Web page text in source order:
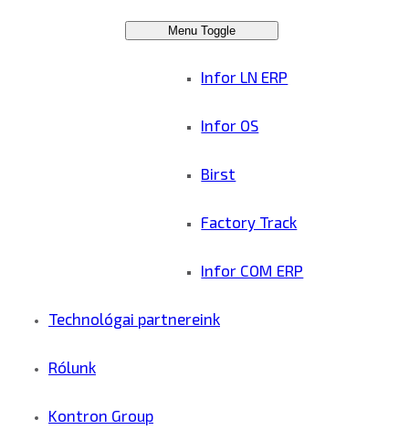
Menu Toggle
Infor LN ERP
Infor OS
Birst
Factory Track
Infor COM ERP
Technológai partnereink
Rólunk
Kontron Group